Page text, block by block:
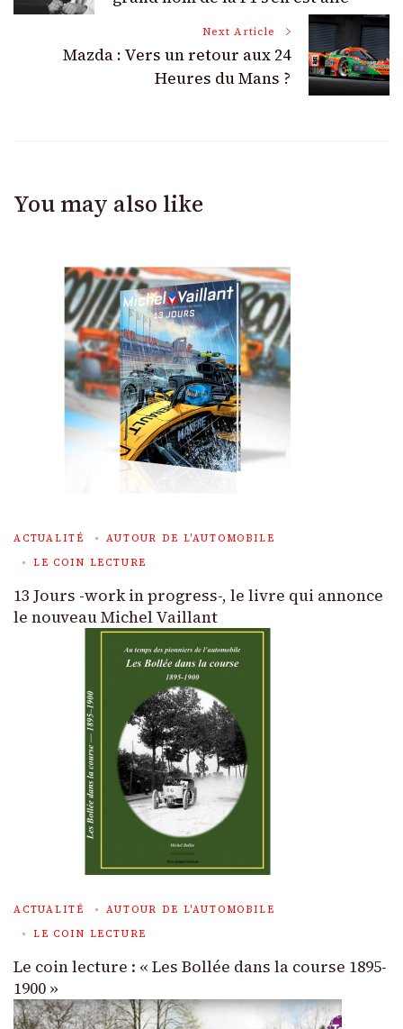
Next Article
Mazda : Vers un retour aux 24
Heures du Mans ?
You may also like
ACTUALITÉ
AUTOUR DE L'AUTOMOBILE
LE COIN LECTURE
13 Jours -work in progress-, le livre qui annonce
le nouveau Michel Vaillant
ACTUALITÉ
AUTOUR DE L'AUTOMOBILE
LE COIN LECTURE
Le coin lecture : « Les Bollée dans la course 1895-
1900 »